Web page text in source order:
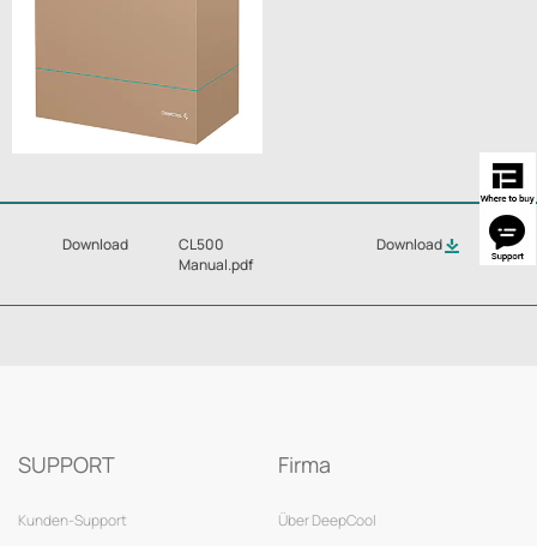
Download
CL500
Manual.pdf
Download
SUPPORT
Kunden-Support
Firma
Über DeepCool